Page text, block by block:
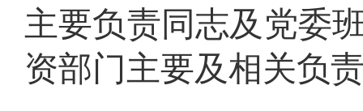
主要负责同志及党委
资部门主要及相关负